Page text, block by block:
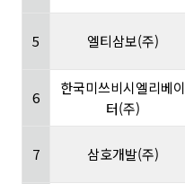
5 엘티삼보(주)
6
한국미쓰비시엘리베이
터(주)
7 삼호개발(주)